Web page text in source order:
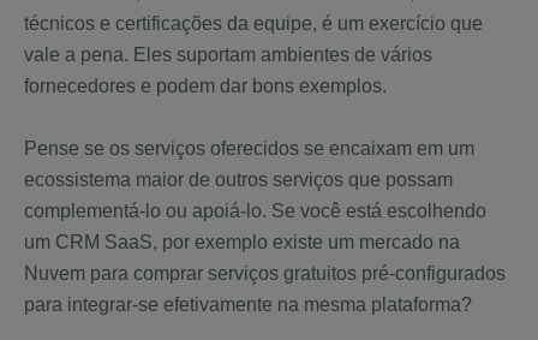
técnicos e certificações da equipe, é um exercício que
vale a pena. Eles suportam ambientes de vários
fornecedores e podem dar bons exemplos.
Pense se os serviços oferecidos se encaixam em um
ecossistema maior de outros serviços que possam
complementá-lo ou apoiá-lo. Se você está escolhendo
um CRM SaaS, por exemplo existe um mercado na
Nuvem para comprar serviços gratuitos pré-configurados
para integrar-se efetivamente na mesma plataforma?